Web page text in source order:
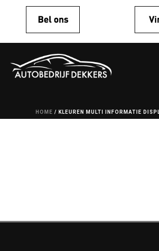
HOME / KLEUREN MULTI INFORMATIE